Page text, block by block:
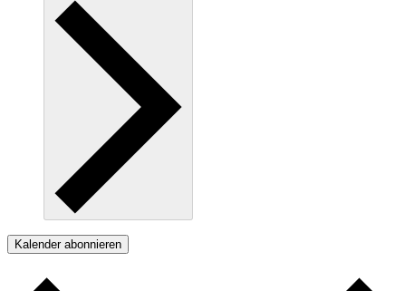
Kalender abonnieren